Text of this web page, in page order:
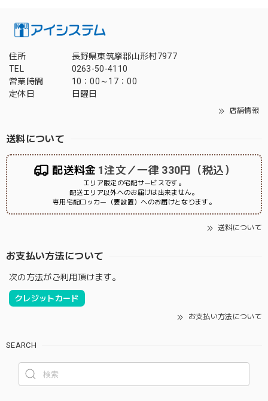
住所
長野県東筑摩郡山形村7977
TEL
0263-50-4110
営業時間
10：00～17：00
定休日
日曜日
店舗情報
送料について
配送料金 1注文／一律 330円（税込）
エリア限定の宅配サービスです。
配送エリア以外へのお届けは出来ません。
専用宅配ロッカー（要設置）へのお届けとなります。
送料について
お支払い方法について
次の方法がご利用頂けます。
クレジットカード
お支払い方法について
SEARCH